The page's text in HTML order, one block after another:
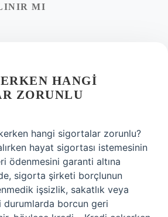
MI
HANGI
ZORUNLU
hangi sigortalar zorunlu?
hayat sigortası istemesinin
ödenmesini garanti altına
sigorta şirketi borçlunun
işsizlik, sakatlık veya
durumlarda borcun geri